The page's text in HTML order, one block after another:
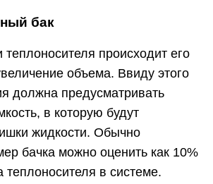
бак
происходит его
объема. Ввиду этого
должна предусматривать
в которую будут
жидкости. Обычно
бачка можно оценить как 10%
теплоносителя в системе.